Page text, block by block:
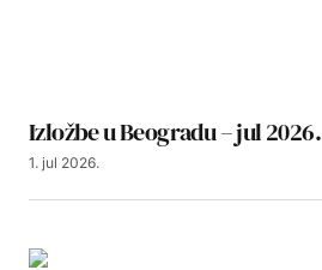
Izložbe u Beogradu – jul 2026.
1. jul 2026.